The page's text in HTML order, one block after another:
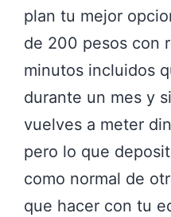
plan tu mejor
de 200 pesos con
minutos incluidos
durante un mes y
vuelves a meter
pero lo que
como normal de
que hacer con tu